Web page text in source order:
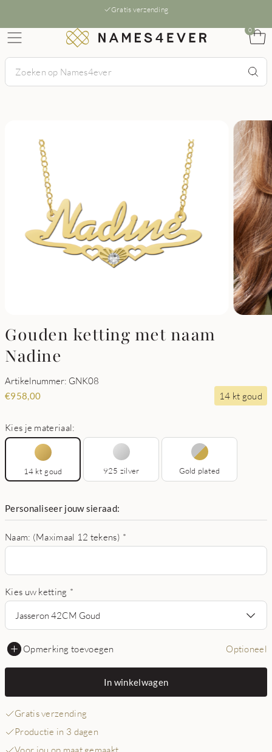
Gratis verzending
0
Gouden ketting met naam
Nadine
Artikelnummer: GNK08
€958,00 14 kt goud
Kies je materiaal:
14 kt goud 925 zilver Gold plated
Personaliseer jouw sieraad:
Naam: (Maximaal 12 tekens) *
Kies uw ketting *
Jasseron 42CM Goud
Opmerking toevoegen Optioneel
In winkelwagen
Gratis verzending
Productie in 3 dagen
Voor jou op maat gemaakt